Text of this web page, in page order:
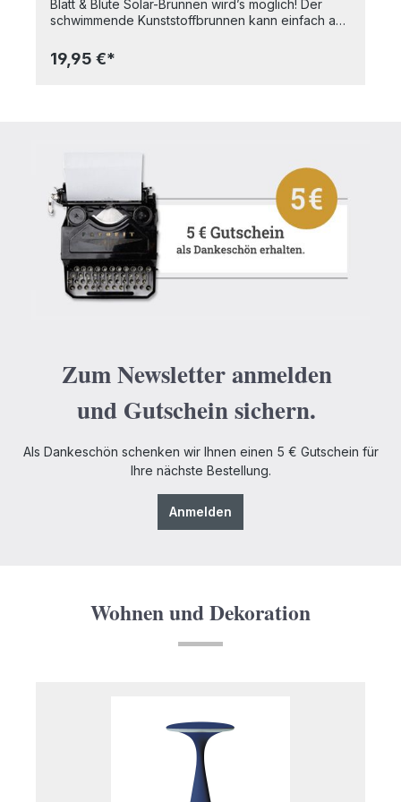
Blatt & Blüte Solar-Brunnen wird’s möglich! Der
schwimmende Kunststoffbrunnen kann einfach an
Gefäß auf dem Balkon, der Terrasse oder dem
Teich im Garten platziert werden und beschert
schwimmendes Wasserspiel für Garten und
Balkon- mit 5 verschiedenen Aufsätzen für
unterschiedliche Wasserfontänen (Höhe ca. 10 bis
50 cm)- mit integriertem Solarmodul (kein Akku
benötigt)- automatischer Betrieb bei Sonnenlicht-
aus Kunststoff- für drinnen und draußen geeignet
(Schutzart IP X8)- in einer GeschenkboxMaße:
Durchmesser 13 cmMaterialien: Kunststoff
19,95 €*
Zum Newsletter anmelden
und Gutschein sichern.
Als Dankeschön schenken wir Ihnen einen 5 € Gutschein für
Ihre nächste Bestellung.
Anmelden
Wohnen und Dekoration